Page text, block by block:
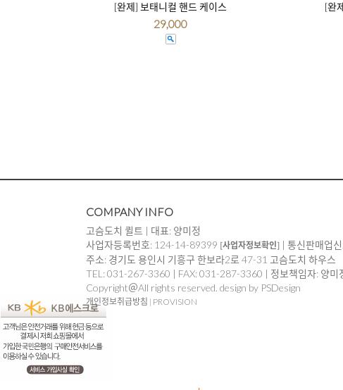
[완제] 보태니컬 핸드 케이스
29,000
[완
COMPANY INFO
고슴도치 퀼트 | 대표: 양미정
사업자등록번호: 124-14-89399 [사업자정보확인] | 통신판매업
주소: 경기도 용인시 기흥구 한보라2로 47-31 고슴도치 하우스
TEL: 031-267-3360 | FAX: 031-287-3360 | 정보책임자: 양미
Copyright＠All rights reserved. design by PSDesign
개인정보취급방침 | PROVISION